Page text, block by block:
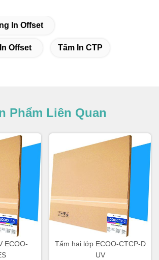
In Offset
Offset Tấm In CTP
Phẩm Liên Quan
ECOO-
Tấm hai lớp ECOO-CTCP-D
UV